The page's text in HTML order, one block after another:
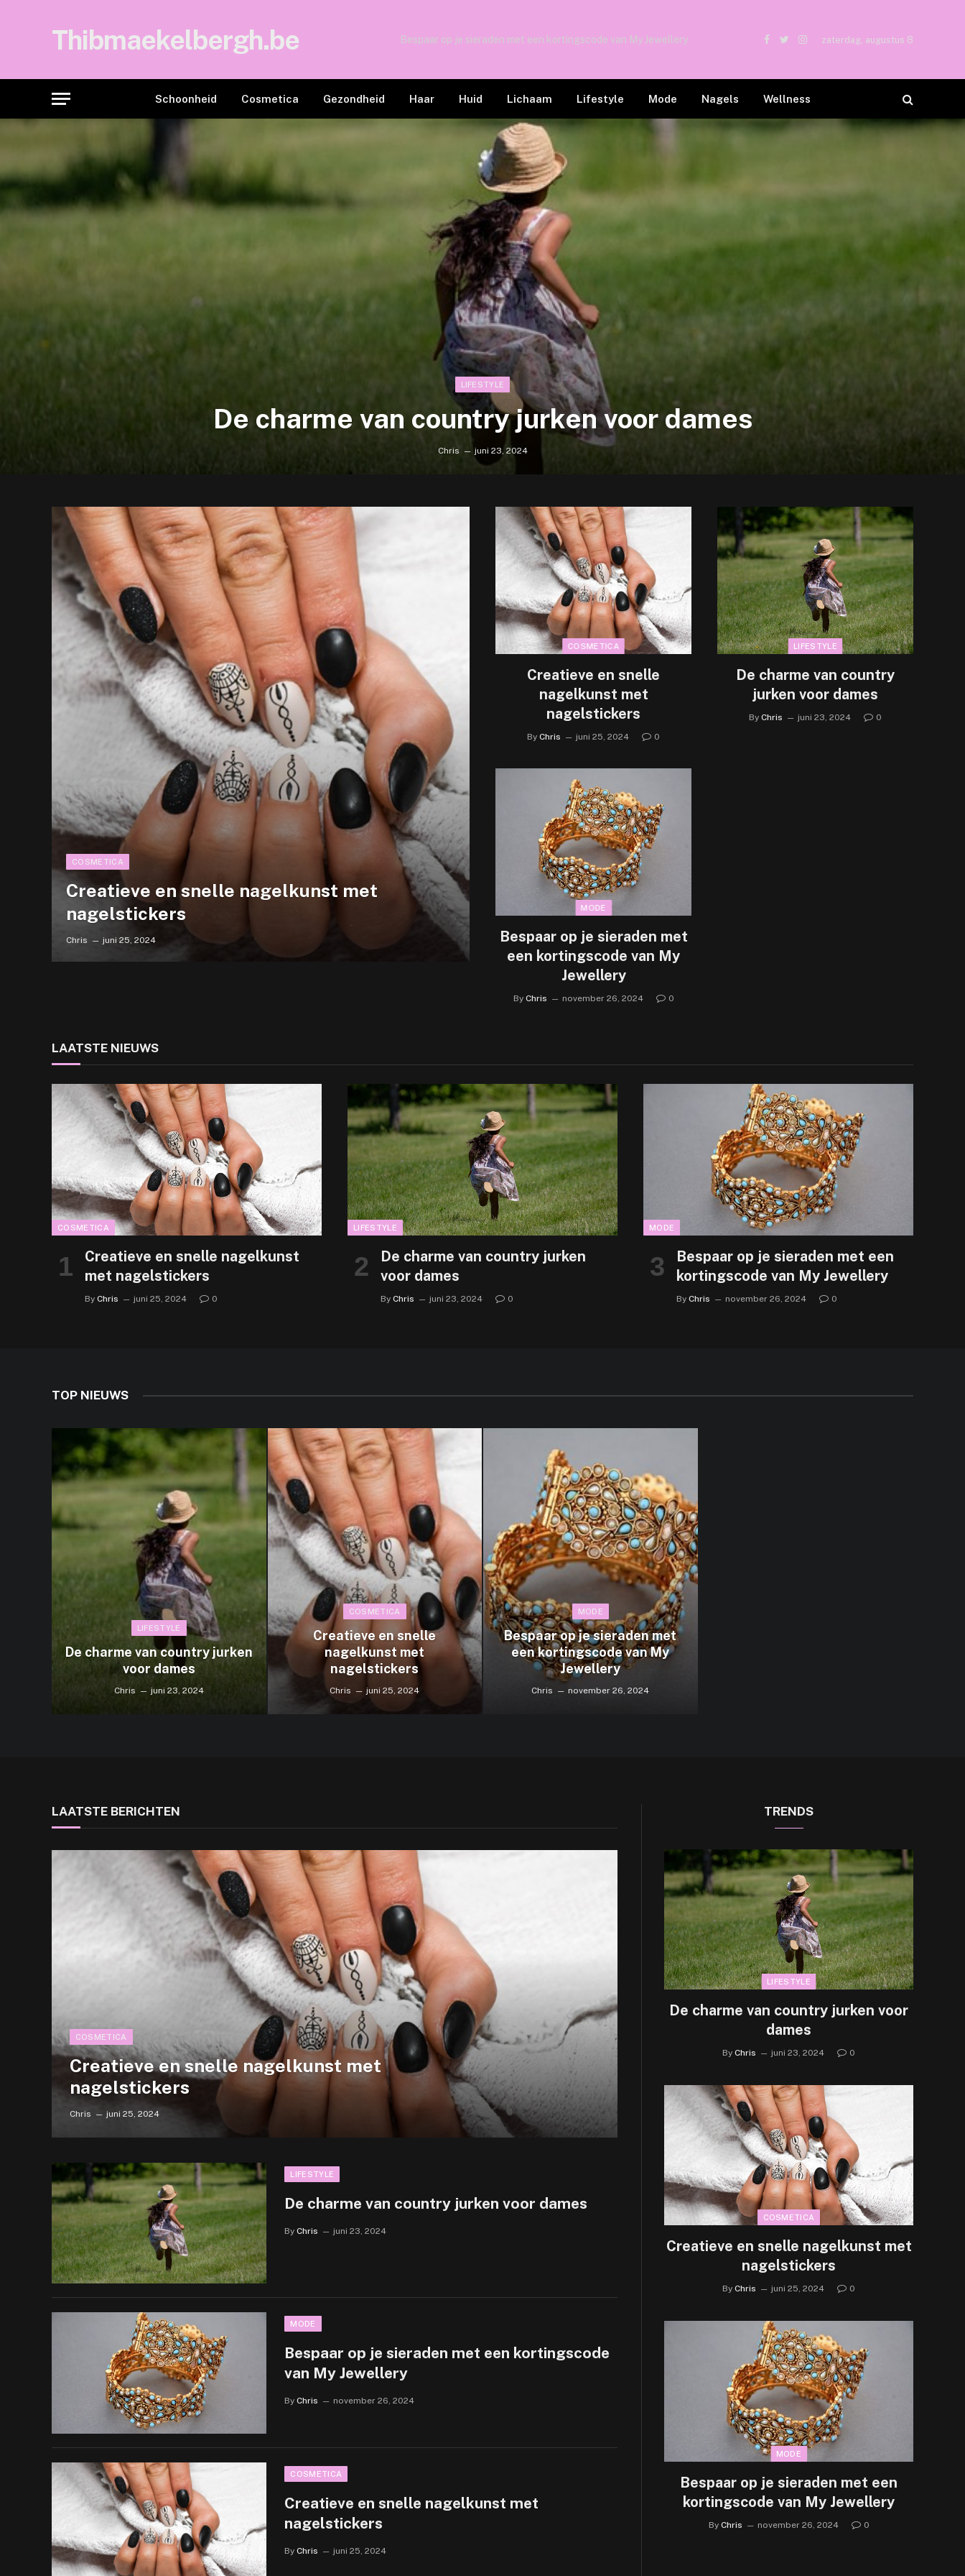
Thibmaekelbergh.be Bespaar op je sieraden met een kortingscode van My Jewellery
Facebook
TwitterInstagram
zaterdag, augustus 8
Schoonheid Cosmetica Gezondheid Haar Huid Lichaam Lifestyle Mode Nagels Wellness
LIFESTYLE
De charme van country jurken voor dames
Chris juni 23, 2024
COSMETICA
Creatieve en snelle nagelkunst met
nagelstickers
Chris juni 25, 2024
COSMETICA
Creatieve en snelle
nagelkunst met
nagelstickers
By Chris juni 25, 2024 0
LIFESTYLE
De charme van country
jurken voor dames
By Chris juni 23, 2024 0
MODE
Bespaar op je sieraden met
een kortingscode van My
Jewellery
By Chris november 26, 2024 0
LAATSTE NIEUWS
COSMETICA
Creatieve en snelle nagelkunst
met nagelstickers
By Chris juni 25, 2024 0
LIFESTYLE
De charme van country jurken
voor dames
By Chris juni 23, 2024 0
MODE
Bespaar op je sieraden met een
kortingscode van My Jewellery
By Chris november 26, 2024 0
TOP NIEUWS
LIFESTYLE
De charme van country jurken
voor dames
Chris juni 23, 2024
COSMETICA
Creatieve en snelle
nagelkunst met
nagelstickers
Chris juni 25, 2024
MODE
Bespaar op je sieraden met
een kortingscode van My
Jewellery
Chris november 26, 2024
LAATSTE BERICHTEN
COSMETICA
Creatieve en snelle nagelkunst met
nagelstickers
Chris juni 25, 2024
LIFESTYLE
De charme van country jurken voor dames
By Chris juni 23, 2024
MODE
Bespaar op je sieraden met een kortingscode
van My Jewellery
By Chris november 26, 2024
COSMETICA
Creatieve en snelle nagelkunst met
nagelstickers
By Chris juni 25, 2024
TRENDS
LIFESTYLE
De charme van country jurken voor
dames
By Chris juni 23, 2024 0
COSMETICA
Creatieve en snelle nagelkunst met
nagelstickers
By Chris juni 25, 2024 0
MODE
Bespaar op je sieraden met een
kortingscode van My Jewellery
By Chris november 26, 2024 0